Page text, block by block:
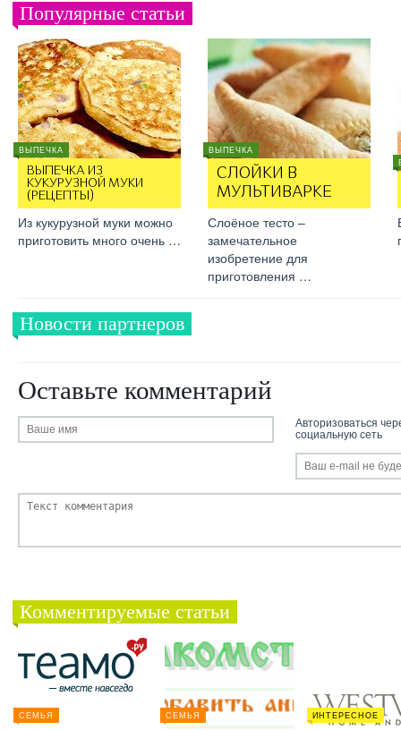
Популярные статьи
ВЫПЕЧКА
ВЫПЕЧКА ИЗ
КУКУРУЗНОЙ МУКИ
(РЕЦЕПТЫ)
Из кукурузной муки можно
приготовить много очень …
ВЫПЕЧКА
СЛОЙКИ В
МУЛЬТИВАРКЕ
Слоёное тесто –
замечательное
изобретение для
приготовления …
Новости партнеров
Оставьте комментарий
Авторизоваться
социальную сеть
Комментируемые статьи
СЕМЬЯ СЕМЬЯ ИНТЕРЕСНОЕ